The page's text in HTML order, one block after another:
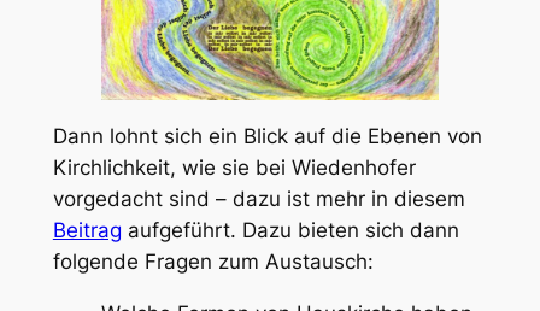
Dann lohnt sich ein Blick auf die Ebenen von
Kirchlichkeit, wie sie bei Wiedenhofer
vorgedacht sind – dazu ist mehr in diesem
Beitrag aufgeführt. Dazu bieten sich dann
folgende Fragen zum Austausch: